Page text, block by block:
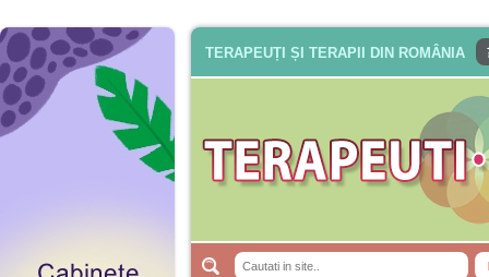
TERAPEUȚI ȘI TERAPII DIN ROMÂNIA